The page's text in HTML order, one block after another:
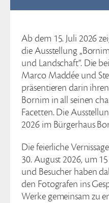
Ab dem 15. Juli 2026
die Ausstellung
und Landschaft“. Die
Marco Maddée und
präsentieren darin
Bornim in all seinen
Facetten. Die
2026 im Bürgerhaus
Die feierliche
30. August 2026, um
und Besucher haben
den Fotografen ins
Werke gemeinsam zu